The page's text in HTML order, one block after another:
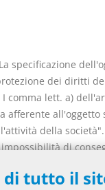
specificazione
dei diritti
comma lett. a)
afferente all'oggetto
della
di
2003, fasc. 2
tutto il